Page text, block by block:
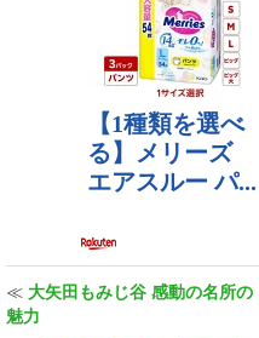
≪ 大矢田もみじ谷 感動の名所の
魅力